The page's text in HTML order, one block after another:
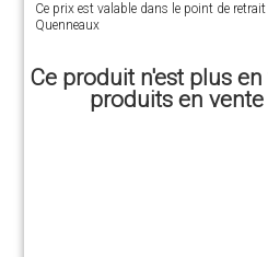
Ce prix est valable dans le point de
Quenneaux
Ce produit n'est plus
produits en